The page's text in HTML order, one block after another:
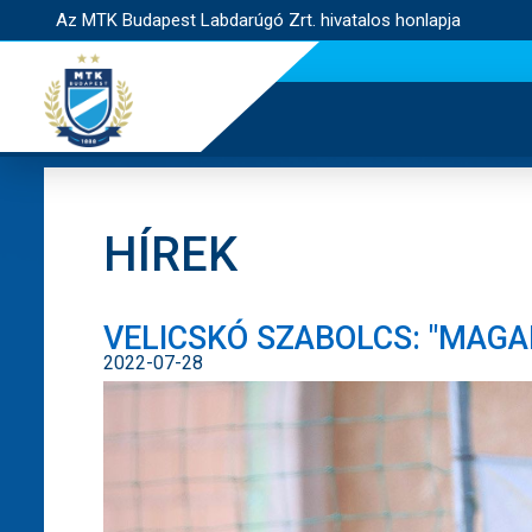
Az MTK Budapest Labdarúgó Zrt. hivatalos honlapja
HÍREK
VELICSKÓ SZABOLCS:
2022-07-28